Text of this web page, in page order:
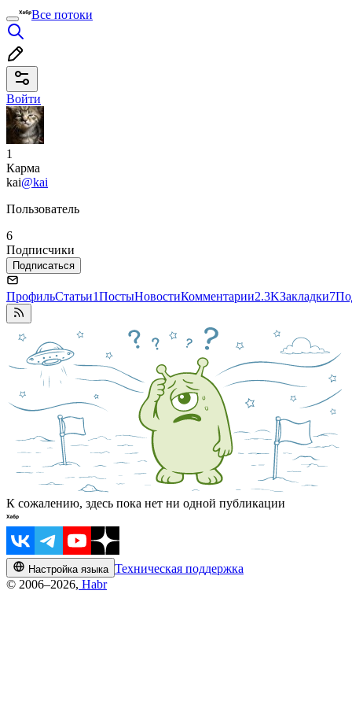
Все потоки
Войти
1
Карма
kai@kai
Пользователь
6
Подписчики
Подписаться
ПрофильСтатьи1ПостыНовостиКомментарии2.3KЗакладки7
К сожалению, здесь пока нет ни одной публикации
Настройка языка Техническая поддержка
© 2006–2026, Habr